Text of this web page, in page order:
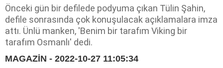
Önceki gün bir defilede podyuma çıkan Tülin Şahin,
defile sonrasında çok konuşulacak açıklamalara imza
attı. Ünlü manken, 'Benim bir tarafım Viking bir
tarafım Osmanlı' dedi.
MAGAZİN - 2022-10-27 11:05:34